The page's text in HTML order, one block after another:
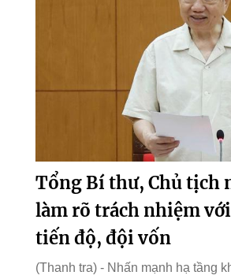
Tổng Bí thư, Chủ tịch
làm rõ trách nhiệm
tiến độ, đội vốn
(Thanh tra) - Nhấn mạnh hạ tầng